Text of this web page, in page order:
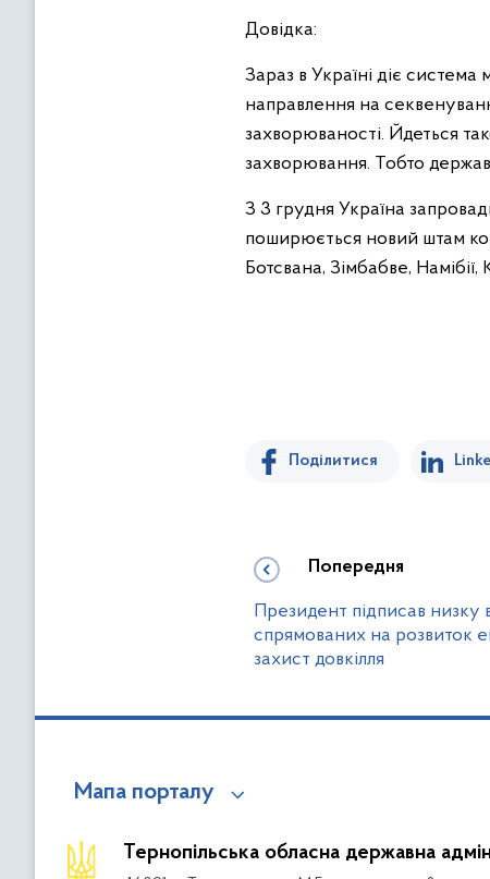
Довідка:
Зараз в Україні діє
направлення на
захворюваності. Йдеться
захворювання. Тобто
З 3 грудня Україна
поширюється новий штам
Ботсвана, Зімбабве,
Поділитися
Попередня
Президент підписав низку
спрямованих на розвиток
захист довкілля
Мапа порталу
Тернопільська обласна державна